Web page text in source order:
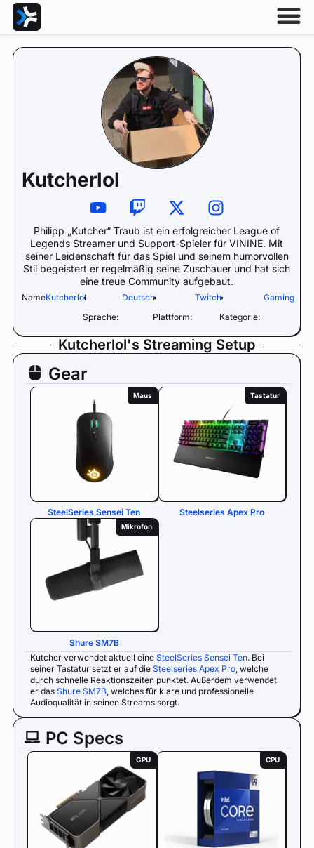
Kutcherlol
Philipp „Kutcher“ Traub ist ein erfolgreicher League of
Legends Streamer und Support-Spieler für VININE. Mit
seiner Leidenschaft für das Spiel und seinem humorvollen
Stil begeistert er regelmäßig seine Zuschauer und hat sich
eine treue Community aufgebaut.
Name:Kutcherlol•
Sprache:
Deutsch•
Plattform:
Twitch•
Kategorie:
Gaming
Kutcherlol's Streaming Setup
Gear
Maus
SteelSeries Sensei Ten
Tastatur
Steelseries Apex Pro
Mikrofon
Shure SM7B
Kutcher verwendet aktuell eine SteelSeries Sensei Ten. Bei
seiner Tastatur setzt er auf die Steelseries Apex Pro, welche
durch schnelle Reaktionszeiten punktet. Außerdem verwendet
er das Shure SM7B, welches für klare und professionelle
Audioqualität in seinen Streams sorgt.
PC Specs
GPU CPU